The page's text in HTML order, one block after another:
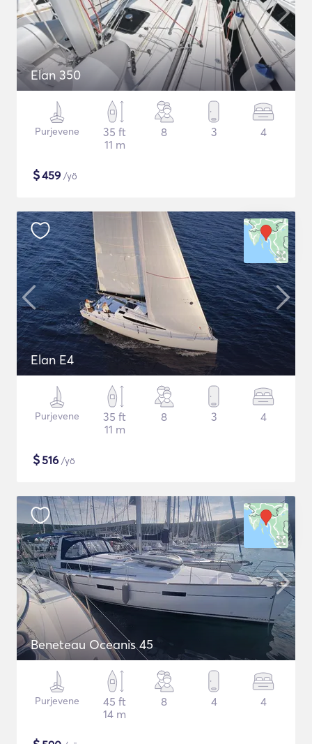
Elan 350
Purjevene
35 ft
11 m
8 3 4
$459 /yö
Elan E4
Purjevene
35 ft
11 m
8 3 4
$516 /yö
Beneteau Oceanis 45
Purjevene
45 ft
14 m
8 4 4